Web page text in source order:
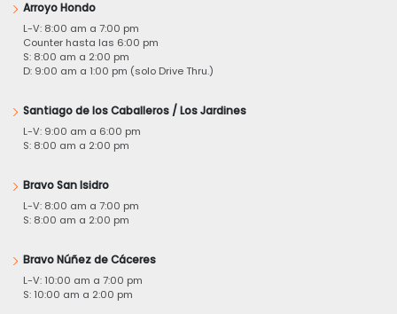
Arroyo Hondo
L-V: 8:00 am a 7:00 pm
Counter hasta las 6:00 pm
S: 8:00 am a 2:00 pm
D: 9:00 am a 1:00 pm (solo Drive Thru.)
Santiago de los Caballeros / Los Jardines
L-V: 9:00 am a 6:00 pm
S: 8:00 am a 2:00 pm
Bravo San Isidro
L-V: 8:00 am a 7:00 pm
S: 8:00 am a 2:00 pm
Bravo Núñez de Cáceres
L-V: 10:00 am a 7:00 pm
S: 10:00 am a 2:00 pm